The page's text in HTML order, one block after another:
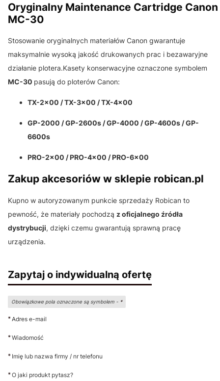
Oryginalny Maintenance Cartridge Canon
MC-30
Stosowanie oryginalnych materiałów Canon gwarantuje
maksymalnie wysoką jakość drukowanych prac i bezawaryjne
działanie plotera.Kasety konserwacyjne oznaczone symbolem
MC-30 pasują do ploterów Canon:
TX-2x00 / TX-3x00 / TX-4x00
GP-2000 / GP-2600s / GP-4000 / GP-4600s / GP-
6600s
PRO-2x00 / PRO-4x00 / PRO-6x00
Zakup akcesoriów w sklepie robican.pl
Kupno w autoryzowanym punkcie sprzedaży Robican to
pewność, że materiały pochodzą z oficjalnego źródła
dystrybucji, dzięki czemu gwarantują sprawną pracę
urządzenia.
Zapytaj o indywidualną ofertę
Obowiązkowe pola oznaczone są symbolem - *
*Adres e-mail
*Wiadomość
* Imię lub nazwa firmy / nr telefonu
*O jaki produkt pytasz?